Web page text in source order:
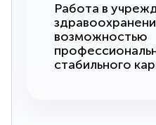
Работа в
возможностью
стабильного